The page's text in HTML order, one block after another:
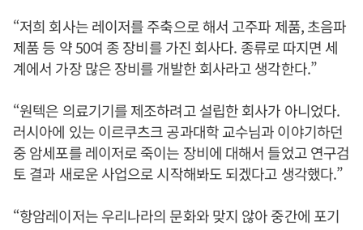
“저희 회사는 레이저를 주축으로 해서 고주파 제품, 초음파
제품 등 약 50여 종 장비를 가진 회사다. 종류로 따지면 세
계에서 가장 많은 장비를 개발한 회사라고 생각한다.”
“원텍은 의료기기를 제조하려고 설립한 회사가 아니었다.
러시아에 있는 이르쿠츠크 공과대학 교수님과 이야기하던
중 암세포를 레이저로 죽이는 장비에 대해서 들었고 연구검
토 결과 새로운 사업으로 시작해봐도 되겠다고 생각했다.”
“항암레이저는 우리나라의 문화와 맞지 않아 중간에 포기